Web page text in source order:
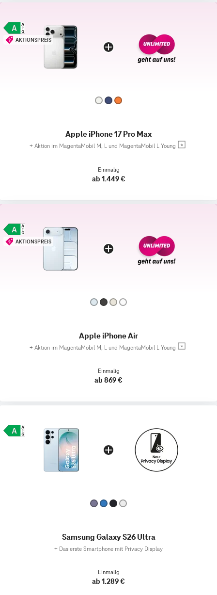
AKTIONSPREIS
Apple iPhone 17 Pro Max
+ Aktion im MagentaMobil M, L und MagentaMobil L Young
Einmalig
ab 1.449 €
AKTIONSPREIS
Apple iPhone Air
+ Aktion im MagentaMobil M, L und MagentaMobil L Young
Einmalig
ab 869 €
Samsung Galaxy S26 Ultra
+ Das erste Smartphone mit Privacy Display
Einmalig
ab 1.289 €